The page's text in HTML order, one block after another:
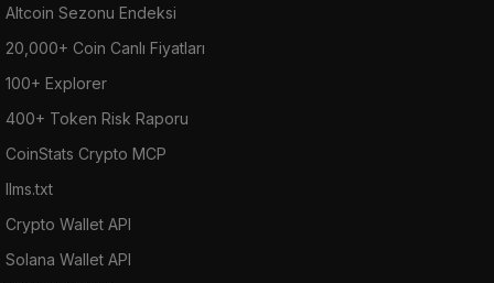
Altcoin Sezonu Endeksi
20,000+ Coin Canlı Fiyatları
100+ Explorer
400+ Token Risk Raporu
CoinStats Crypto MCP
llms.txt
Crypto Wallet API
Solana Wallet API